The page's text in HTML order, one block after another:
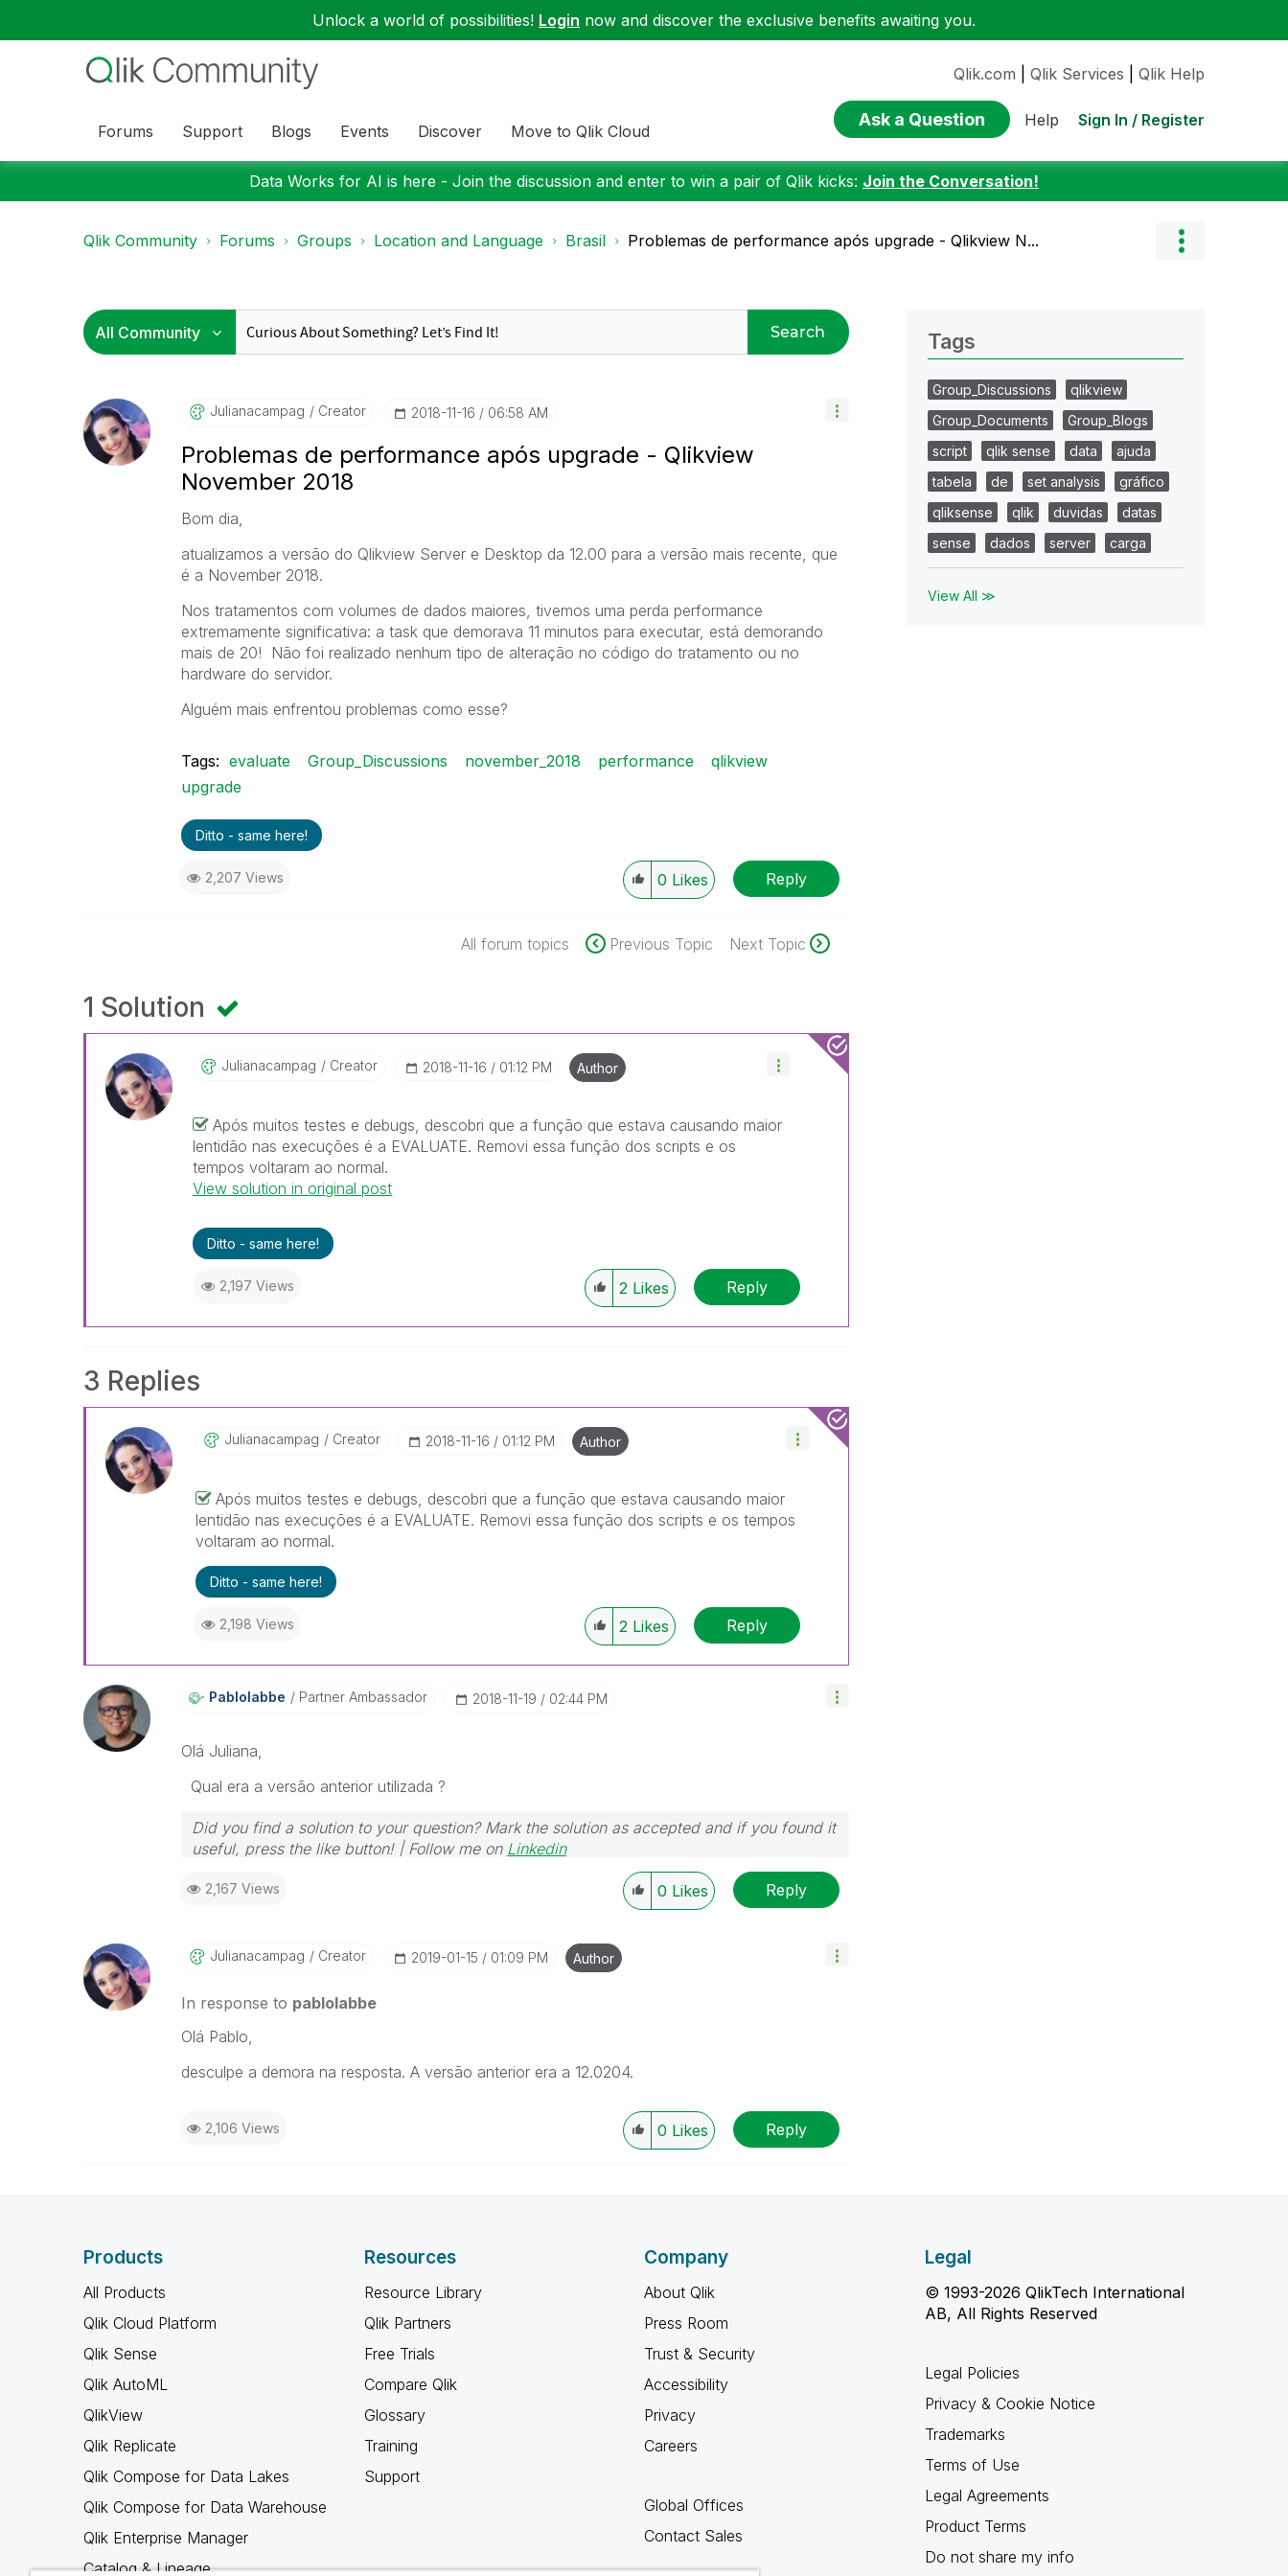
Unlock a world of possibilities! Login now and discover the exclusive benefits awaiting you.
Forums Support Blogs Events Discover Move to Qlik Cloud
Qlik.com Qlik Services Qlik Help
Ask a Question Help Sign In / Register
Data Works for AI is here - Join the discussion and enter to win a pair of Qlik kicks: Join the Conversation!
Qlik Community Forums Groups Location and Language Brasil Problemas de performance após upgrade - Qlikview N...
Search
Julianacampag Creator ‎2018-11-16 06:58 AM
Problemas de performance após upgrade - Qlikview
November 2018
Bom dia,
atualizamos a versão do Qlikview Server e Desktop da 12.00 para a versão mais recente, que
é a November 2018.
Nos tratamentos com volumes de dados maiores, tivemos uma perda performance
extremamente significativa: a task que demorava 11 minutos para executar, está demorando
mais de 20! Não foi realizado nenhum tipo de alteração no código do tratamento ou no
hardware do servidor.
Alguém mais enfrentou problemas como esse?
Tags: evaluate Group_Discussions november_2018 performance
qlikview
upgrade
Ditto - same here!
2,207 Views 0 Likes Reply
All forum topics Previous Topic Next Topic
1 Solution
Julianacampag Creator ‎2018-11-16 01:12 PM Author
Após muitos testes e debugs, descobri que a função que estava causando maior
lentidão nas execuções é a EVALUATE. Removi essa função dos scripts e os
tempos voltaram ao normal.
View solution in original post
Ditto - same here!
2,197 Views 2 Likes Reply
3 Replies
Julianacampag Creator ‎2018-11-16 01:12 PM Author
Após muitos testes e debugs, descobri que a função que estava causando maior
lentidão nas execuções é a EVALUATE. Removi essa função dos scripts e os tempos
voltaram ao normal.
Ditto - same here!
2,198 Views 2 Likes Reply
Pablolabbe Partner Ambassador ‎2018-11-19 02:44 PM
Olá Juliana,
Qual era a versão anterior utilizada ?
Did you find a solution to your question? Mark the solution as accepted and if you found it
useful, press the like button! | Follow me on Linkedin
2,167 Views 0 Likes Reply
Julianacampag Creator ‎2019-01-15 01:09 PM Author
In response to pablolabbe
Olá Pablo,
desculpe a demora na resposta. A versão anterior era a 12.0204.
2,106 Views 0 Likes Reply
Tags
Group_Discussions
qlikview
Group_Documents
Group_Blogs
script
qlik sense data
ajuda
tabela
de set analysis
gráfico
qliksense
qlik duvidas
datas
sense
dados server carga
View All ≫
Products
All Products
Qlik Cloud Platform
Qlik Sense
Qlik AutoML
QlikView
Qlik Replicate
Qlik Compose for Data Lakes
Qlik Compose for Data Warehouse
Qlik Enterprise Manager
Catalog & Lineage
Resources
Resource Library
Qlik Partners
Free Trials
Compare Qlik
Glossary
Training
Support
Company
About Qlik
Press Room
Trust & Security
Accessibility
Privacy
Careers
Global Offices
Contact Sales
Legal
© 1993-2026 QlikTech International
AB, All Rights Reserved
Legal Policies
Privacy & Cookie Notice
Trademarks
Terms of Use
Legal Agreements
Product Terms
Do not share my info